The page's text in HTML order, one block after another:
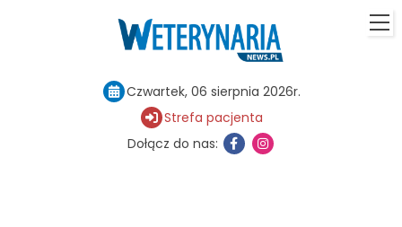
Czwartek, 06 sierpnia 2026r.
Strefa pacjenta
Dołącz do nas: